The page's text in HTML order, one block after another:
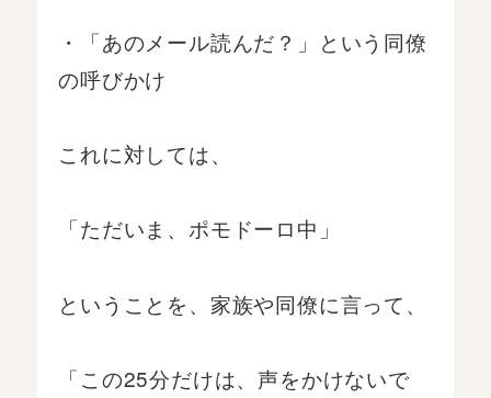
・「あのメール読んだ？」という同僚
の呼びかけ
これに対しては、
「ただいま、ポモドーロ中」
ということを、家族や同僚に言って、
「この25分だけは、声をかけないで